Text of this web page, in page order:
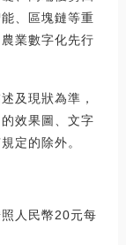
、區塊鏈等重
業數字化先行
及現狀為準，
效果圖、文字
定的除外。
人民幣20元每